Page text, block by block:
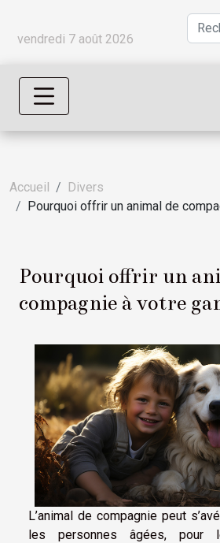
vendredi 7 août 2026
Accueil
Divers
Pourquoi offrir un animal de
Pourquoi offrir un
compagnie à votre
L’animal de compagnie peut
les personnes âgées, pour